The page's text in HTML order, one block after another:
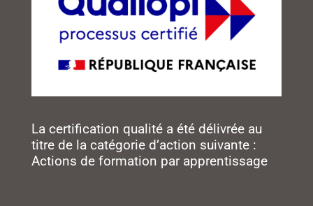
La certification qualité a été délivrée au
titre de la catégorie d’action suivante :
Actions de formation par apprentissage